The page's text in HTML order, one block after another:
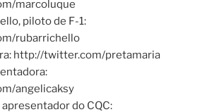
marcoluque
piloto de F-1:
rubarrichello
http://twitter.com/pretamaria
angelicaksy
do CQC: